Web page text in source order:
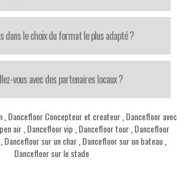
dans le choix du format le plus adapté ?
vous avec des partenaires locaux ?
Dancefloor Concepteur et createur Dancefloor avec
air, Dancefloor vip Dancefloor tour, Dancefloor
Dancefloor sur un char, Dancefloor sur un bateau,
Dancefloor sur le stade